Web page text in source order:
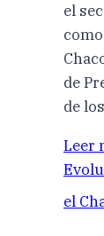
el
de
de
Leer
el